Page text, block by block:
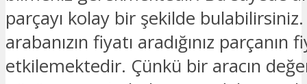
parçayı kolay bir şekilde bulabilirsiniz.
arabanızın fiyatı aradığınız parçanın
etkilemektedir. Çünkü bir aracın